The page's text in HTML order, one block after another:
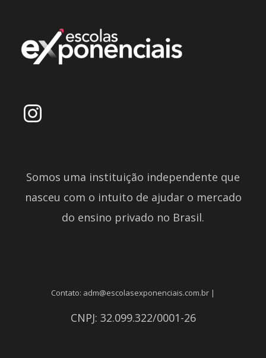
Somos uma instituição independente que
nasceu com o intuito de ajudar o mercado
do ensino privado no Brasil.
Contato: adm@escolasexponenciais.com.br |
CNPJ: 32.099.322/0001-26